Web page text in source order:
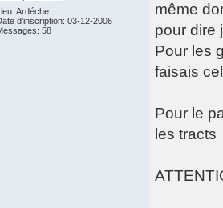
Ardéche
d'inscription: 03-12-2006
58
même
pour dire
Pour les
faisais
Pour le
les